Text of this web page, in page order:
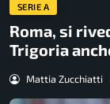
SERIE A
Roma, si
Trigoria
Mattia Zucchiatti